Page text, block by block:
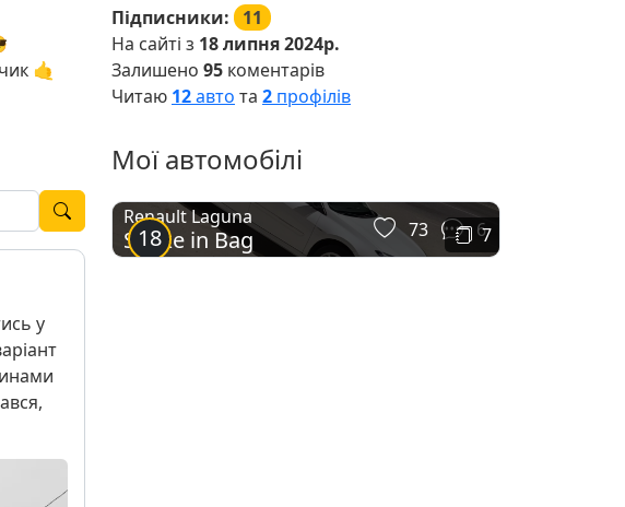
🤙
Підписники:
11
На сайті з 18 липня 2024р.
Залишено 95 коментарів
Читаю 12авто та 2 профілів
у
Мої автомобілі
18 7
Renault Laguna
Snake in Bag 73 6